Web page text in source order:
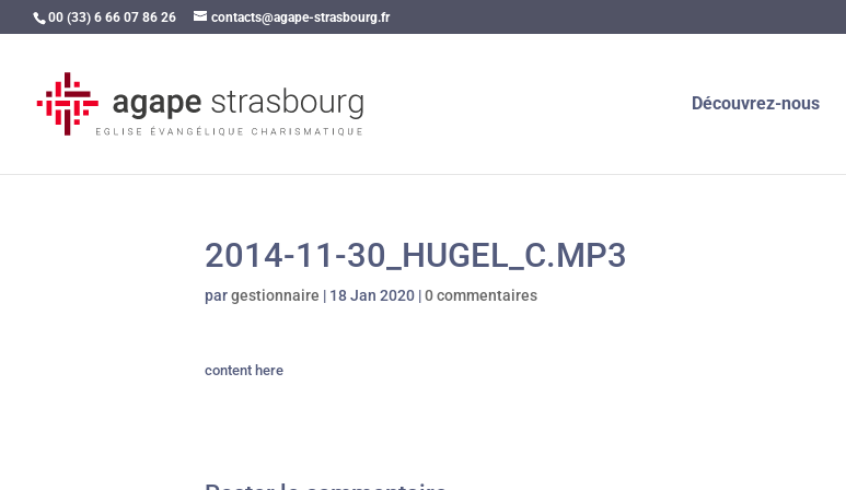
00 (33) 6 66 07 86 26 contacts@agape-strasbourg.fr
Découvrez-nous
2014-11-30_HUGEL_C.MP3
pargestionnaire | 18 Jan 2020 |0 commentaires
content here